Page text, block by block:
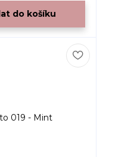
do košíku